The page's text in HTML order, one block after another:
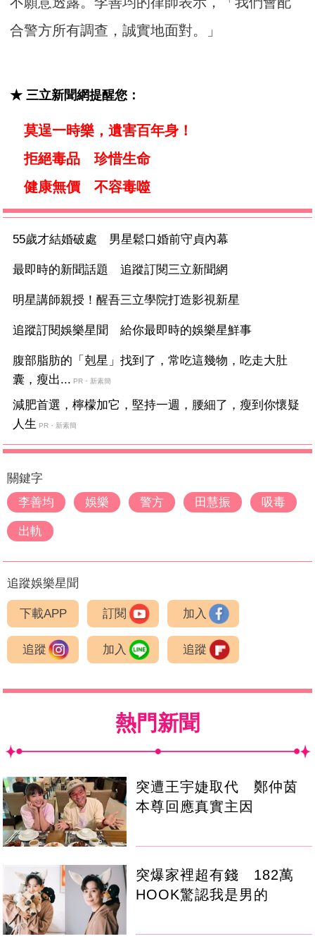
合警方所有調查，誠實地面對。」
★ 三立新聞網提醒您：
莫逞一時樂，遺害百年身！
拒絕毒品 珍惜生命
健康無價 不容毒噬
55歲才結婚破處 男星鬆口婚前守貞內幕
最即時的新聞話題 追蹤訂閱三立新聞網
明星講師親授！醒吾三立學院打造影視新星
追蹤訂閱娛樂星聞 給你最即時的娛樂星鮮事
腹部脂肪的「剋星」找到了，常吃這幾物，吃走大肚
囊，瘦出... PR・新素簡
減肥首選，檸檬加它，堅持一週，腰細了，瘦到你懷疑
人生 PR・新素簡
關鍵字
李善均
娛樂 警方 田慧振 吸毒
出軌
追蹤娛樂星聞
下載APP 訂閱 加入
追蹤 加入 追蹤
熱門新聞
突遭王宇婕取代 鄭仲茵
本尊回應真實主因
突爆家裡超有錢 182萬
HOOK驚認我是男的